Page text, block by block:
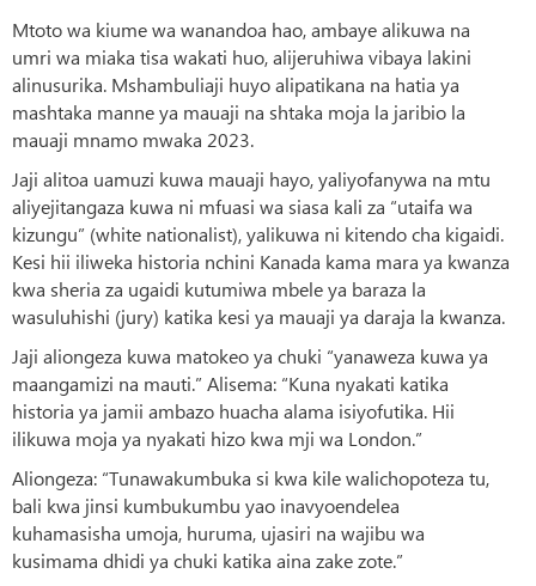
Mtoto wa kiume wa wanandoa hao, ambaye alikuwa na
umri wa miaka tisa wakati huo, alijeruhiwa vibaya lakini
alinusurika. Mshambuliaji huyo alipatikana na hatia ya
mashtaka manne ya mauaji na shtaka moja la jaribio la
mauaji mnamo mwaka 2023.
Jaji alitoa uamuzi kuwa mauaji hayo, yaliyofanywa na mtu
aliyejitangaza kuwa ni mfuasi wa siasa kali za “utaifa wa
kizungu” (white nationalist), yalikuwa ni kitendo cha kigaidi.
Kesi hii iliweka historia nchini Kanada kama mara ya kwanza
kwa sheria za ugaidi kutumiwa mbele ya baraza la
wasuluhishi (jury) katika kesi ya mauaji ya daraja la kwanza.
Jaji aliongeza kuwa matokeo ya chuki “yanaweza kuwa ya
maangamizi na mauti.” Alisema: “Kuna nyakati katika
historia ya jamii ambazo huacha alama isiyofutika. Hii
ilikuwa moja ya nyakati hizo kwa mji wa London.”
Aliongeza: “Tunawakumbuka si kwa kile walichopoteza tu,
bali kwa jinsi kumbukumbu yao inavyoendelea
kuhamasisha umoja, huruma, ujasiri na wajibu wa
kusimama dhidi ya chuki katika aina zake zote.”